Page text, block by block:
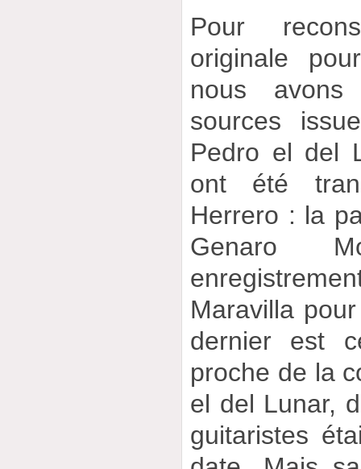
Pour
originale
nous
sources
Pedro el del
ont été
Herrero : la
Genaro
Maravilla
dernier est
proche de la
el del Lunar,
guitaristes